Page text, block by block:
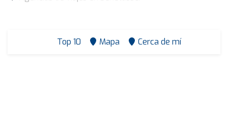
Top 10 Mapa Cerca de mí